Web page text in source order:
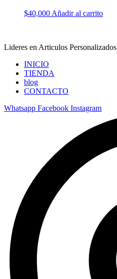
$40,000 Añadir al carrito
Lideres en Articulos Personalizados
INICIO
TIENDA
blog
CONTACTO
Whatsapp Facebook Instagram